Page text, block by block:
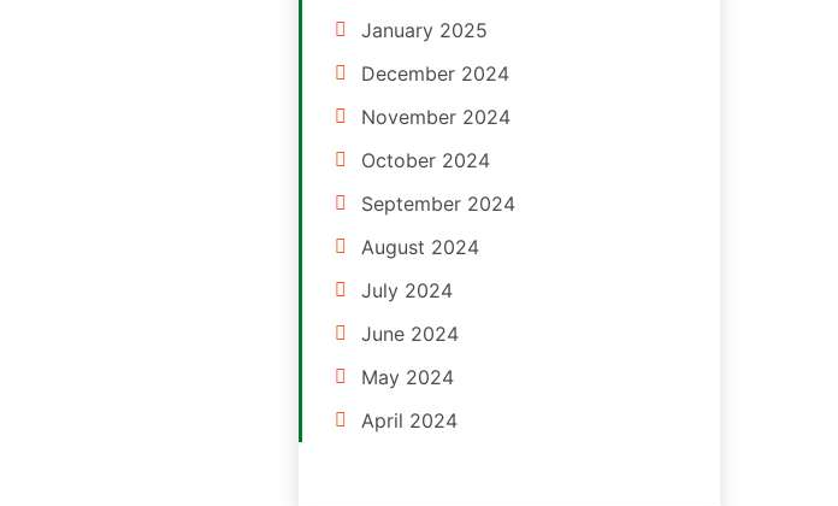
January 2025
December 2024
November 2024
October 2024
September 2024
August 2024
July 2024
June 2024
May 2024
April 2024